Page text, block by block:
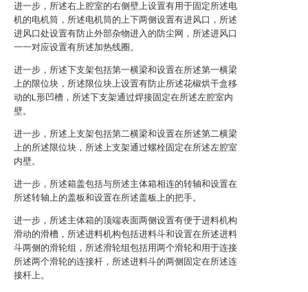
进一步，所述右上腔室的右侧壁上设置有用于固定所述电
机的电机筒，所述电机筒的上下两侧设置有进风口，所述
进风口处设置有防止外部杂物进入的防尘网，所述进风口
一一对应设置有所述加热线圈。
进一步，所述下支架包括第一横梁和设置在所述第一横梁
上的限位块，所述限位块上设置有防止所述花椒烘干盒移
动的L形凹槽，所述下支架通过焊接固定在所述左腔室内
壁。
进一步，所述上支架包括第二横梁和设置在所述第二横梁
上的所述限位块，所述上支架通过螺栓固定在所述左腔室
内壁。
进一步，所述箱盖包括与所述主体箱相连的转轴和设置在
所述转轴上的盖板和设置在所述盖板上的把手。
进一步，所述主体箱的顶端表面两侧设置有便于进料机构
滑动的滑槽，所述进料机构包括进料斗和设置在所述进料
斗两侧的滑轮组，所述滑轮组包括用两个滑轮和用于连接
所述两个滑轮的连接杆，所述进料斗的两侧固定在所述连
接杆上。